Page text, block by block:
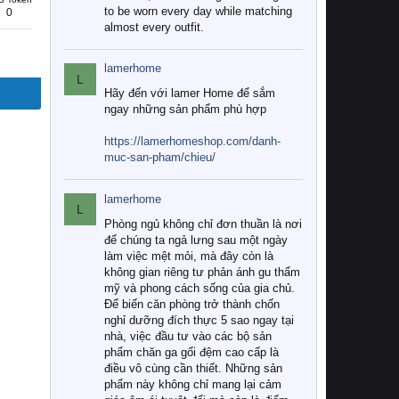
0
to be worn every day while matching
almost every outfit.
L
lamerhome
Hãy đến với lamer Home để sắm
ngay những sản phẩm phù hợp
https://lamerhomeshop.com/danh-
muc-san-pham/chieu/
L
lamerhome
Phòng ngủ không chỉ đơn thuần là nơi
để chúng ta ngả lưng sau một ngày
làm việc mệt mỏi, mà đây còn là
không gian riêng tư phản ánh gu thẩm
mỹ và phong cách sống của gia chủ.
Để biến căn phòng trở thành chốn
nghỉ dưỡng đích thực 5 sao ngay tại
nhà, việc đầu tư vào các bộ sản
phẩm chăn ga gối đệm cao cấp là
điều vô cùng cần thiết. Những sản
phẩm này không chỉ mang lại cảm